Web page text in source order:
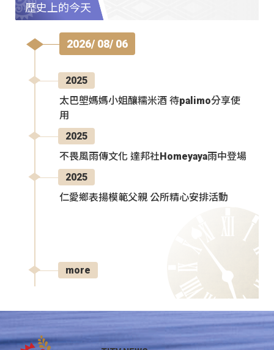
歷史上的今天
2026/ 08/ 06
2025
太巴塱媽媽小姐釀糯米酒 待palimo分享使
用
2025
不畏風雨傳文化 達邦社Homeyaya雨中登場
2025
仁愛鄉表揚模範父親 公所精心安排活動
more